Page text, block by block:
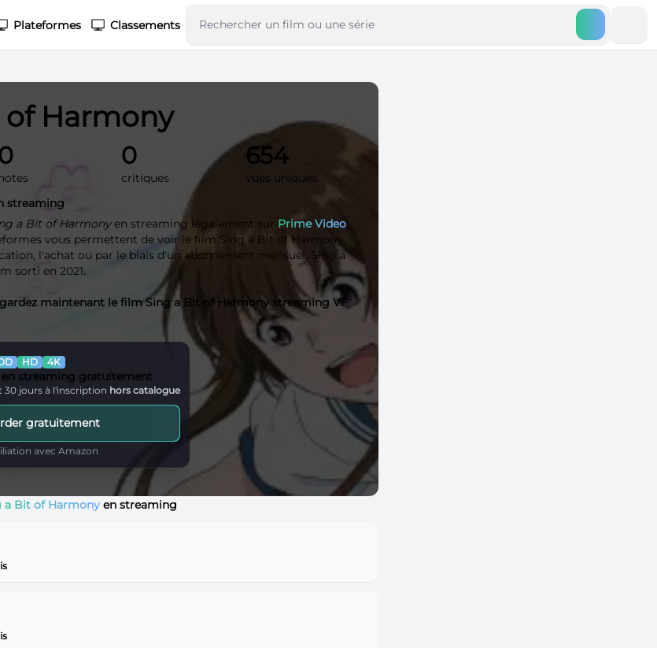
Plateformes Classements
of Harmony
0
critiques
654
vues uniques
streaming
a Bit of Harmonyen streaming légalement sur Prime Video,
vous permettent de voir le film Sing a Bit of Harmony
l'achat ou par le biais d'un abonnement mensuel. Sing a
sorti en 2021.
maintenant le film Sing a Bit of Harmony streaming VF
HD 4K
streaming gratuitement
30 jours à l'inscription hors catalogue
gratuitement
avec Amazon
a Bit of Harmonyen streaming